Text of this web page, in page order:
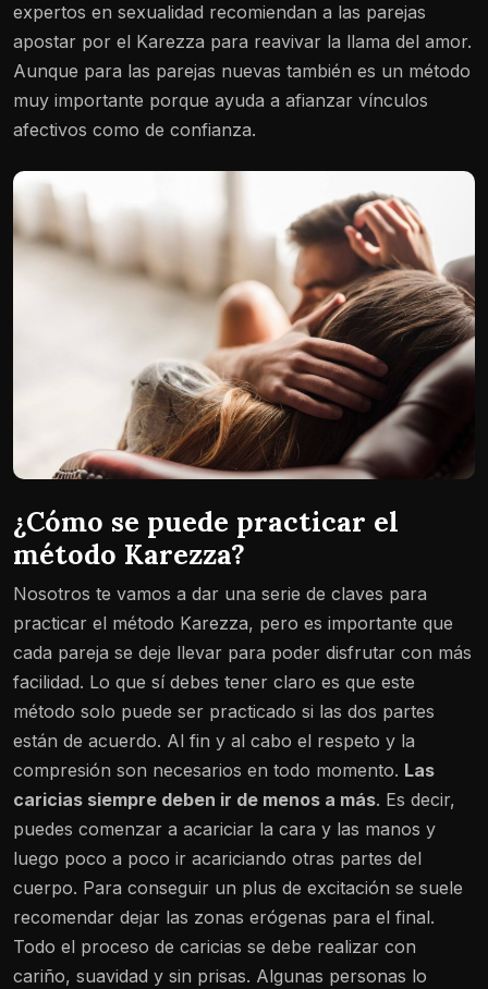
expertos en sexualidad recomiendan a las parejas
apostar por el Karezza para reavivar la llama del amor.
Aunque para las parejas nuevas también es un método
muy importante porque ayuda a afianzar vínculos
afectivos como de confianza.
¿Cómo se puede practicar el
método Karezza?
Nosotros te vamos a dar una serie de claves para
practicar el método Karezza, pero es importante que
cada pareja se deje llevar para poder disfrutar con más
facilidad. Lo que sí debes tener claro es que este
método solo puede ser practicado si las dos partes
están de acuerdo. Al fin y al cabo el respeto y la
compresión son necesarios en todo momento. Las
caricias siempre deben ir de menos a más. Es decir,
puedes comenzar a acariciar la cara y las manos y
luego poco a poco ir acariciando otras partes del
cuerpo. Para conseguir un plus de excitación se suele
recomendar dejar las zonas erógenas para el final.
Todo el proceso de caricias se debe realizar con
cariño, suavidad y sin prisas. Algunas personas lo